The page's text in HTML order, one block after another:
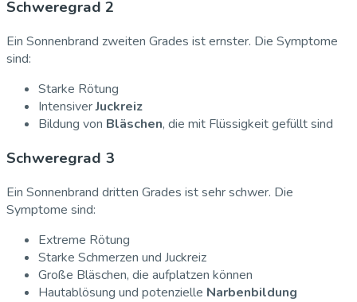
Schweregrad 2
Ein Sonnenbrand zweiten Grades ist ernster. Die Symptome
sind:
Starke Rötung
IntensiverJuckreiz
Bildung von Bläschen, die mit Flüssigkeit gefüllt sind
Schweregrad 3
Ein Sonnenbrand dritten Grades ist sehr schwer. Die
Symptome sind:
Extreme Rötung
Starke Schmerzen und Juckreiz
Große Bläschen, die aufplatzen können
Hautablösung und potenzielle Narbenbildung